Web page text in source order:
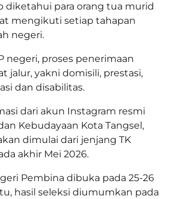
diketahui para orang tua murid
mengikuti setiap tahapan
negeri.
negeri, proses penerimaan
jalur, yakni domisili, prestasi,
dan disabilitas.
dari akun Instagram resmi
Kebudayaan Kota Tangsel,
dimulai dari jenjang TK
akhir Mei 2026.
Pembina dibuka pada 25-26
hasil seleksi diumumkan pada